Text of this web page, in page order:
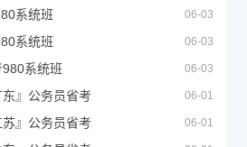
系统班 06-03
系统班 06-03
系统班 06-03
东』公务员省考 06-01
苏』公务员省考 06-01